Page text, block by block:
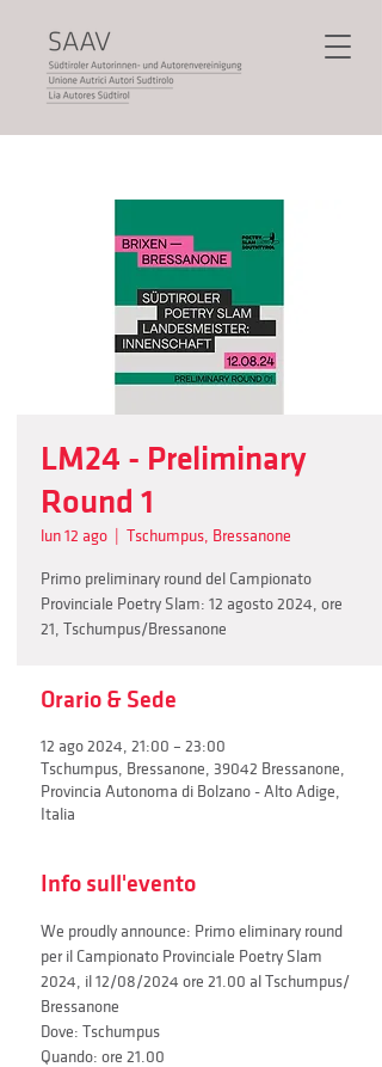
LM24 - Preliminary
Round 1
lun 12 ago Tschumpus, Bressanone
Primo preliminary round del Campionato
Provinciale Poetry Slam: 12 agosto 2024, ore
21, Tschumpus/Bressanone
Orario & Sede
12 ago 2024, 21:00 – 23:00
Tschumpus, Bressanone, 39042 Bressanone,
Provincia Autonoma di Bolzano - Alto Adige,
Italia
Info sull'evento
We proudly announce: Primo eliminary round
per il Campionato Provinciale Poetry Slam
2024, il 12/08/2024 ore 21.00 al Tschumpus/
Bressanone
Dove: Tschumpus
Quando: ore 21.00